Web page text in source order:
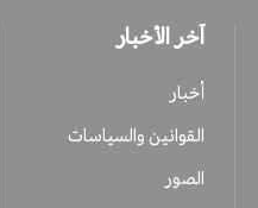
آخر الأخبار
أخبار
القوانين والسياسات
الصور